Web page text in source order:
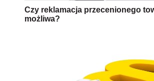
Czy reklamacja przecenionego
możliwa?